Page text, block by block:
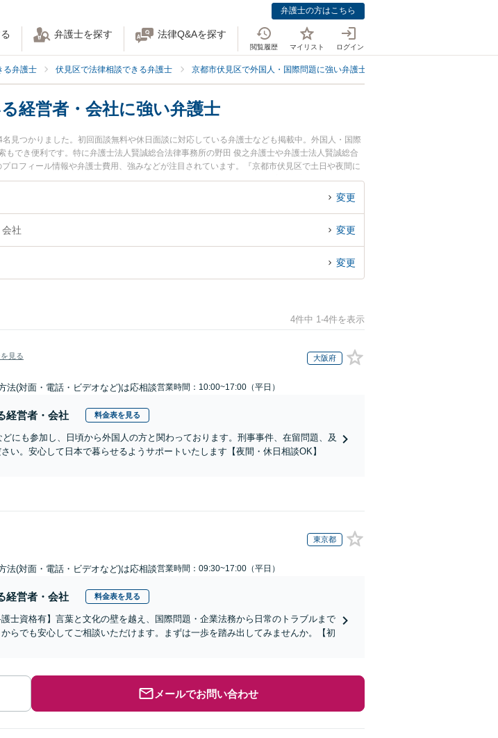
弁護士の方はこちら
弁護士を探す 法律Q&Aを探す
閲覧履歴 マイリスト ログイン
る弁護士 伏見区で法律相談できる弁護士 京都市伏見区で外国人・国際問題に強い弁護士
経営者・会社に強い弁護士
見つかりました。初回面談無料や休日面談に対応している弁護士なども掲載中。外国人・国際
でき便利です。特に弁護士法人賢誠総合法律事務所の野田 俊之弁護士や弁護士法人賢誠総合
ロフィール情報や弁護士費用、強みなどが注目されています。『京都市伏見区で土日や夜間に
したい』『従業員を海外派遣している経営者・会社のトラブル解決の実績豊富な近くの弁護士
できる京都市伏見区内の弁護士に相談予約したい』などでお困りの相談者さんにおすすめで
変更
社 変更
変更
4件中 1-4件を表示
見る 大阪府
法(対面・電話・ビデオなど)は応相談営業時間：10:00~17:00（平日）
経営者・会社 料金表を見る
どにも参加し、日頃から外国人の方と関わっております。刑事事件、在留問題、及
い。安心して日本で暮らせるようサポートいたします【夜間・休日相談OK】
東京都
法(対面・電話・ビデオなど)は応相談営業時間：09:30~17:00（平日）
経営者・会社 料金表を見る
士資格有】言葉と文化の壁を越え、国際問題・企業法務から日常のトラブルまで
らでも安心してご相談いただけます。まずは一歩を踏み出してみませんか。【初
メールでお問い合わせ